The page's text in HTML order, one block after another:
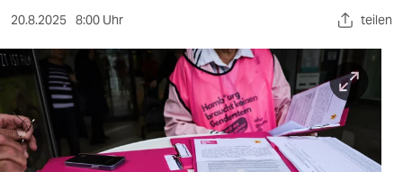
sport
berlin
nord
wahrheit
20.8.2025 8:00 Uhr teilen